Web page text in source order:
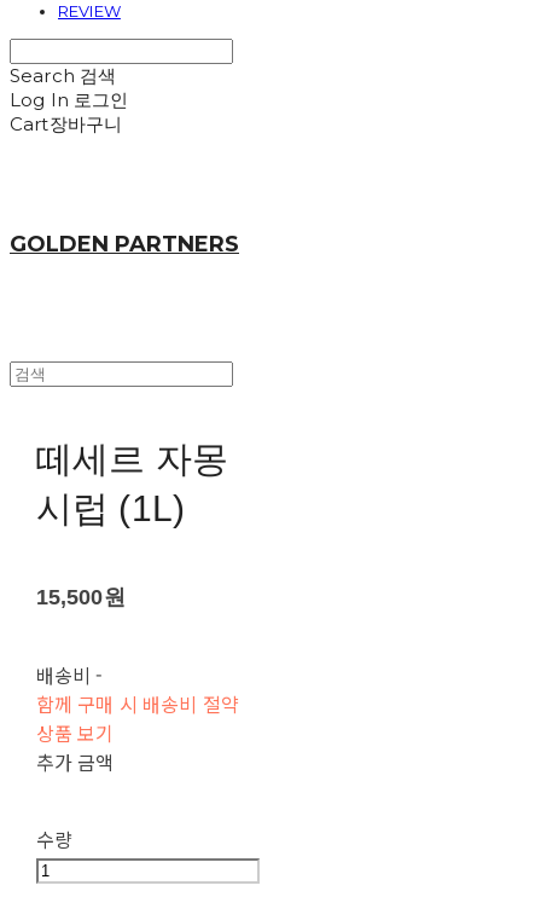
REVIEW
Search 검색
Log In 로그인
Cart장바구니
GOLDEN PARTNERS
떼세르 자몽
시럽 (1L)
15,500원
배송비-
함께 구매 시 배송비 절약
상품 보기
추가 금액
수량